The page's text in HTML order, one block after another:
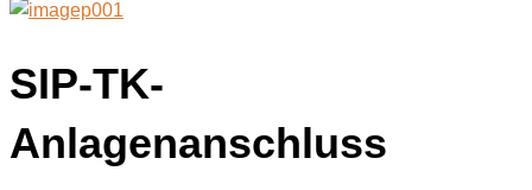
SIP-TK-
Anlagenanschluss